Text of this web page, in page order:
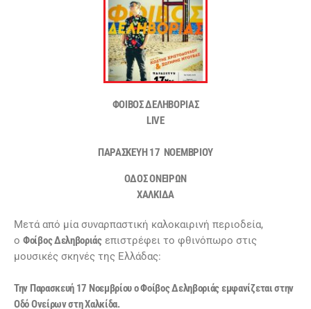
ΦΟΙΒΟΣ ΔΕΛΗΒΟΡΙΑΣ
LIVE
ΠΑΡΑΣΚΕΥΗ 17 ΝΟΕΜΒΡΙΟΥ
ΟΔΟΣ ΟΝΕΙΡΩΝ
ΧΑΛΚΙΔΑ
Mετά από μία συναρπαστική καλοκαιρινή περιοδεία,
ο Φοίβος Δεληβοριάςεπιστρέφει το φθινόπωρο στις
μουσικές σκηνές της Ελλάδας:
Την Παρασκευή 17 Νοεμβρίου ο Φοίβος Δεληβοριάς εμφανίζεται στην
Οδό Ονείρων στη Χαλκίδα.